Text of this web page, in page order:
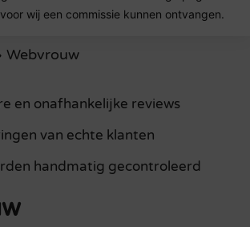
wij een commissie kunnen ontvangen.
Webvrouw
en onafhankelijke reviews
van echte klanten
handmatig gecontroleerd